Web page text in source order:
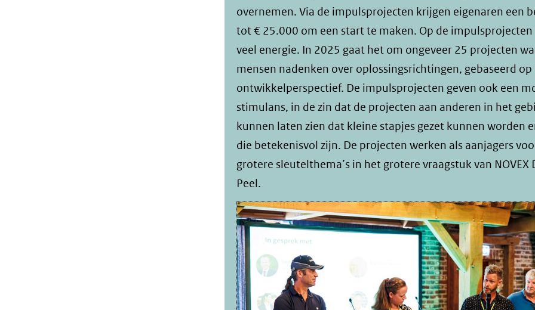
overnemen. Via de impulsprojecten krijgen eigenaren een
tot € 25.000 om een start te maken. Op de impulsprojecten
veel energie. In 2025 gaat het om ongeveer 25 projecten
mensen nadenken over oplossingsrichtingen, gebaseerd
ontwikkelperspectief. De impulsprojecten geven ook een
stimulans, in de zin dat de projecten aan anderen in het
kunnen laten zien dat kleine stapjes gezet kunnen worden
die betekenisvol zijn. De projecten werken als aanjagers
grotere sleutelthema’s in het grotere vraagstuk van NOVEX
Peel.